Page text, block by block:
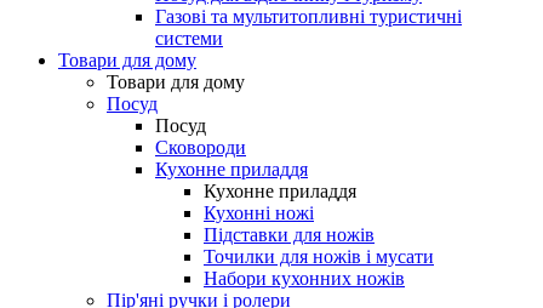
Газові та мультитопливні туристичні
системи
Товари для дому
Товари для дому
Посуд
Посуд
Сковороди
Кухонне приладдя
Кухонне приладдя
Кухонні ножі
Підставки для ножів
Точилки для ножів і мусати
Набори кухонних ножів
Пір'яні ручки і ролери